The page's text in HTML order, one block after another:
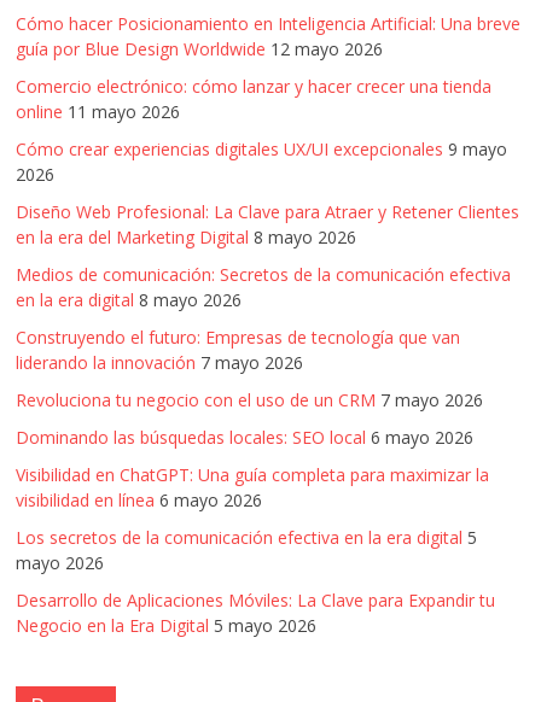
Cómo hacer Posicionamiento en Inteligencia Artificial: Una breve
guía por Blue Design Worldwide 12 mayo 2026
Comercio electrónico: cómo lanzar y hacer crecer una tienda
online 11 mayo 2026
Cómo crear experiencias digitales UX/UI excepcionales 9 mayo
2026
Diseño Web Profesional: La Clave para Atraer y Retener Clientes
en la era del Marketing Digital 8 mayo 2026
Medios de comunicación: Secretos de la comunicación efectiva
en la era digital 8 mayo 2026
Construyendo el futuro: Empresas de tecnología que van
liderando la innovación 7 mayo 2026
Revoluciona tu negocio con el uso de un CRM 7 mayo 2026
Dominando las búsquedas locales: SEO local 6 mayo 2026
Visibilidad en ChatGPT: Una guía completa para maximizar la
visibilidad en línea 6 mayo 2026
Los secretos de la comunicación efectiva en la era digital 5
mayo 2026
Desarrollo de Aplicaciones Móviles: La Clave para Expandir tu
Negocio en la Era Digital 5 mayo 2026